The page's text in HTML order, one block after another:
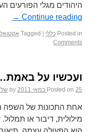
היהודים מגלי
Continue reading
→
Posted in כללי Tagged
Comments
ועכשיו על
Posted on 25 במאי 2011 by
מילולית, דיבור או